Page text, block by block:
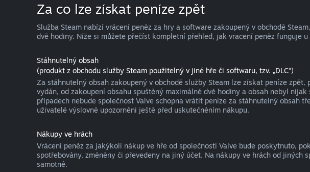
Za co lze získat peníze zpět
Služba Steam nabízí vrácení peněz za hry a software zakoupený v obchodě
dvě hodiny. Níže si můžete přečíst kompletní přehled, jak vracení peněz funguje
Stáhnutelný obsah
(produkt z obchodu služby Steam použitelný v jiné hře či softwaru, tzv. „DLC“)
Za stáhnutelný obsah zakoupený v obchodě služby Steam lze získat peníze
vydán, od zakoupení obsahu spuštěný maximálně dvě hodiny a obsah nebyl
případech nebude společnost Valve schopna vrátit peníze za stáhnutelný
uživatelé výslovně upozorněni ještě před uskutečněním nákupu.
Nákupy ve hrách
Vrácení peněz za jakýkoli nákup ve hře od společnosti Valve bude poskytnuto,
spotřebovány, změněny či převedeny na jiný účet. Na nákupy ve hrách od
samotné.